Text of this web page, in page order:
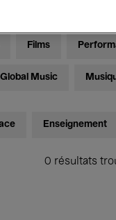
Films
Global Music
Enseignement
0 résultats